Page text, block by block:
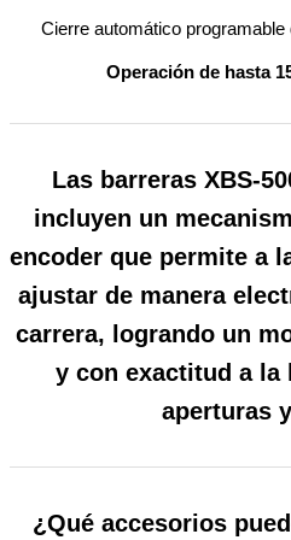
Cierre automático
Operación de hasta
Las barreras XBS-
incluyen un
encoder que permite a
ajustar de manera
carrera, logrando un
y con exactitud a la
aperturas
¿Qué accesorios